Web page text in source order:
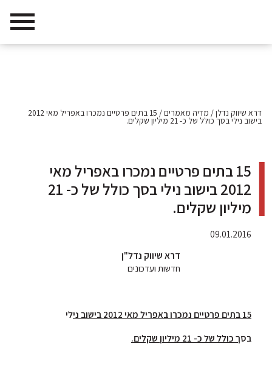
דרא שיווק נדלן/ מדיה מאמרים/ 15 בתים פרטיים נמכרו באפריל מאי 2012
בישוב נילי בסך כולל של כ- 21 מיליון שקלים.
15 בתים פרטיים נמכרו באפריל מאי
2012 בישוב נילי בסך כולל של כ- 21
מיליון שקלים.
09.01.2016
דרא שיווק נדל"ן
חדשות ועדכונים
15 בתים פרטיים נמכרו באפריל מאי 2012 בישוב ני
לי
בסך כולל של כ- 21 מיליון שקלים.